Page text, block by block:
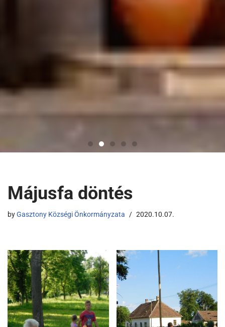
Májusfa döntés
byGasztony Községi Önkormányzata 2020.10.07.